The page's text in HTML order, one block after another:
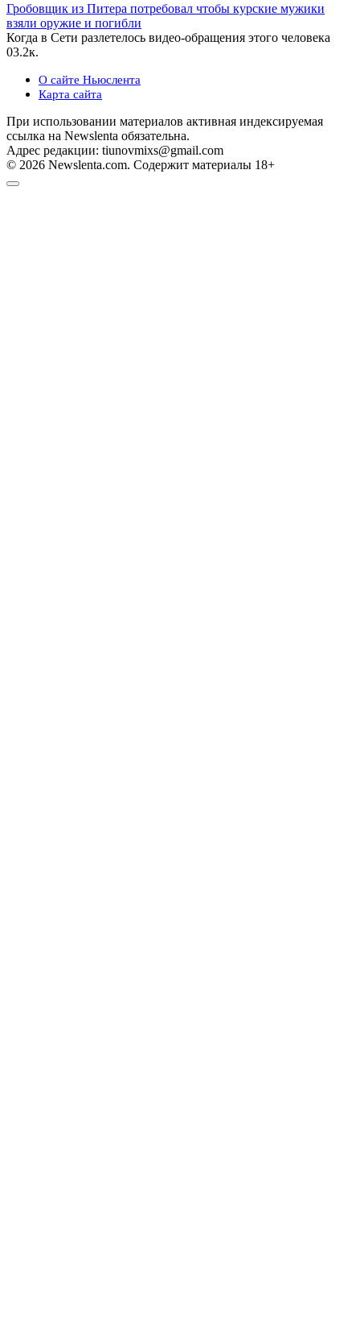
Гробовщик из Питера потребовал чтобы курские мужики
взяли оружие и погибли
Когда в Сети разлетелось видео-обращения этого человека
03.2к.
О сайте Ньюслента
Карта сайта
При использовании материалов активная индексируемая
ссылка на Newslenta обязательна.
Адрес редакции: tiunovmixs@gmail.com
© 2026 Newslenta.com. Содержит материалы 18+